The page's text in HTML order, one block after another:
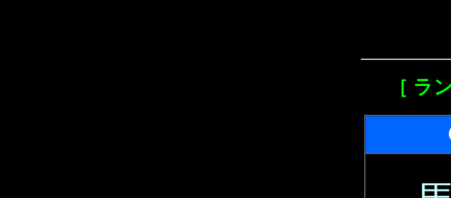
［ ラ